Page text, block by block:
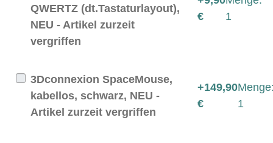
QWERTZ (dt.Tastaturlayout),
NEU - Artikel zurzeit
vergriffen
€
1
3Dconnexion SpaceMouse,
kabellos, schwarz, NEU -
Artikel zurzeit vergriffen
+149,90
€
1